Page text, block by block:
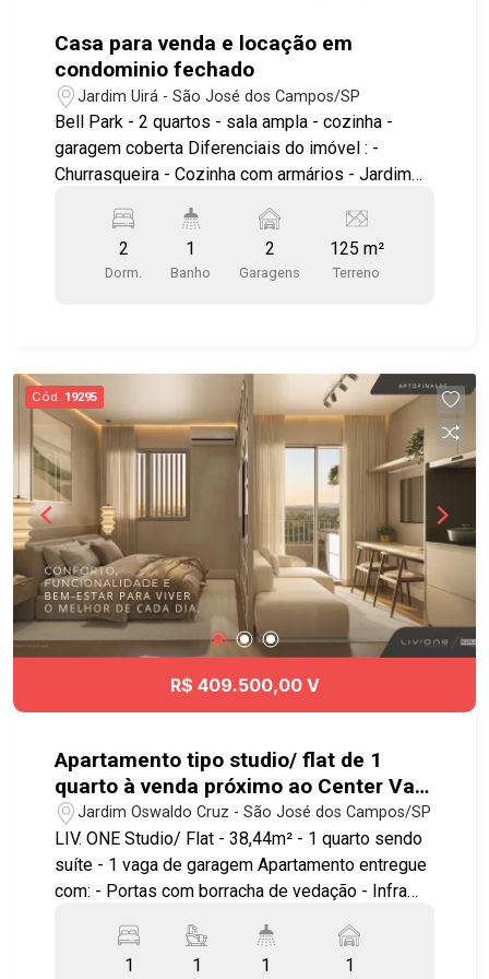
Casa para venda e locação em
condominio fechado
Jardim Uirá - São José dos Campos/SP
Bell Park - 2 quartos - sala ampla - cozinha -
garagem coberta Diferenciais do imóvel : -
Churrasqueira - Cozinha com armários - Jardim
localização, facil acesso as principais vias da
2
Dorm.
1
Banho
2
Garagens
125 m²
Terreno
Cód. 19295
R$ 409.500,00 V
Apartamento tipo studio/ flat de 1
quarto à venda próximo ao Center Vale
em São José dos Campos | Liv.One
Jardim Oswaldo Cruz - São José dos Campos/SP
LIV. ONE Studio/ Flat - 38,44m² - 1 quarto sendo
suíte - 1 vaga de garagem Apartamento entregue
com: - Portas com borracha de vedação - Infra
- Área de serviço integrada a varanda - Ponto
elétrico para churrasqueira grill - Janela com
1 1 1 1